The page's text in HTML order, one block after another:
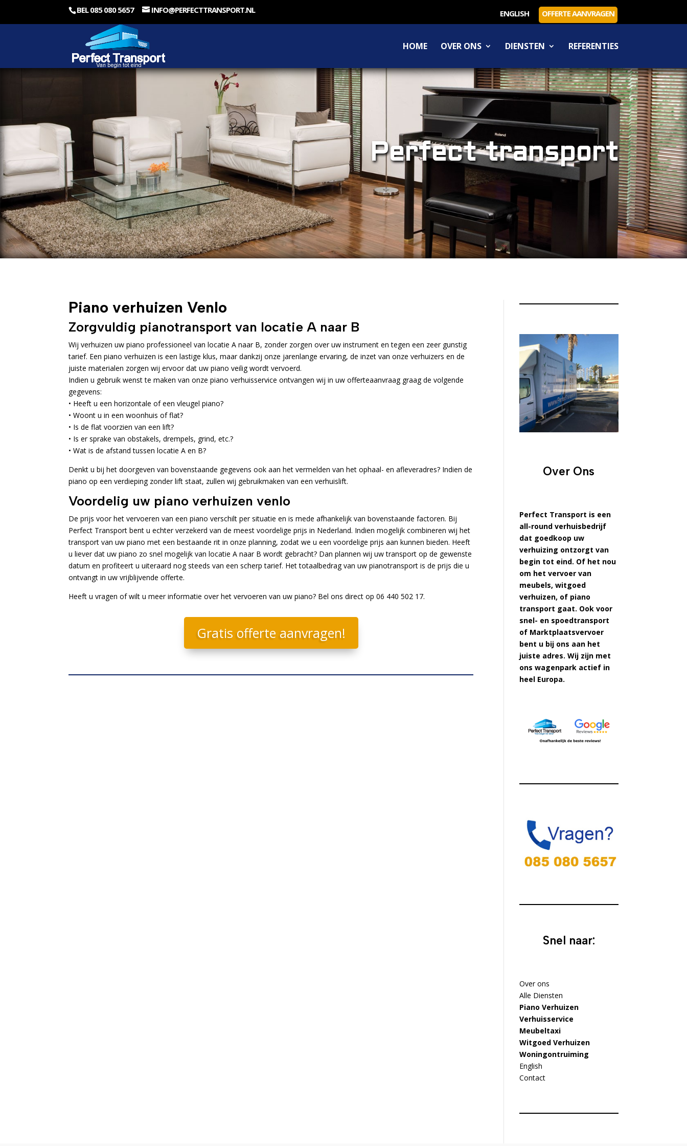
BEL 085 080 5657 INFO@PERFECTTRANSPORT.NL ENGLISH OFFERTE AANVRAGEN
HOME OVER ONS DIENSTEN REFERENTIES
Perfect transport
Piano verhuizen Venlo
Zorgvuldig pianotransport van locatie A naar B
Wij verhuizen uw piano professioneel van locatie A naar B, zonder zorgen over uw instrument en tegen een zeer gunstig
tarief. Een piano verhuizen is een lastige klus, maar dankzij onze jarenlange ervaring, de inzet van onze verhuizers en de
juiste materialen zorgen wij ervoor dat uw piano veilig wordt vervoerd.
Indien u gebruik wenst te maken van onze piano verhuisservice ontvangen wij in uw offerteaanvraag graag de volgende
gegevens:
• Heeft u een horizontale of een vleugel piano?
• Woont u in een woonhuis of flat?
• Is de flat voorzien van een lift?
• Is er sprake van obstakels, drempels, grind, etc.?
• Wat is de afstand tussen locatie A en B?
Denkt u bij het doorgeven van bovenstaande gegevens ook aan het vermelden van het ophaal- en afleveradres? Indien de
piano op een verdieping zonder lift staat, zullen wij gebruikmaken van een verhuislift.
Voordelig uw piano verhuizen venlo
De prijs voor het vervoeren van een piano verschilt per situatie en is mede afhankelijk van bovenstaande factoren. Bij
Perfect Transport bent u echter verzekerd van de meest voordelige prijs in Nederland. Indien mogelijk combineren wij het
transport van uw piano met een bestaande rit in onze planning, zodat we u een voordelige prijs aan kunnen bieden. Heeft
u liever dat uw piano zo snel mogelijk van locatie A naar B wordt gebracht? Dan plannen wij uw transport op de gewenste
datum en profiteert u uiteraard nog steeds van een scherp tarief. Het totaalbedrag van uw pianotransport is de prijs die u
ontvangt in uw vrijblijvende offerte.
Heeft u vragen of wilt u meer informatie over het vervoeren van uw piano? Bel ons direct op 06 440 502 17.
Gratis offerte aanvragen!
Over Ons
Perfect Transport is een
all-round verhuisbedrijf
dat goedkoop uw
verhuizing ontzorgt van
begin tot eind. Of het nou
om het vervoer van
meubels, witgoed
verhuizen, of piano
transport gaat. Ook voor
snel- en spoedtransport
of Marktplaatsvervoer
bent u bij ons aan het
juiste adres. Wij zijn met
ons wagenpark actief in
heel Europa.
Snel naar:
Over ons
Alle Diensten
Piano Verhuizen
Verhuisservice
Meubeltaxi
Witgoed Verhuizen
Woningontruiming
English
Contact